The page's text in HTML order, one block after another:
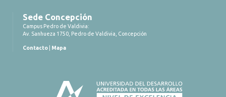
Sede Concepción
Campus Pedro de Valdivia:
Av. Sanhueza 1750, Pedro de Valdivia, Concepción
Contacto Mapa